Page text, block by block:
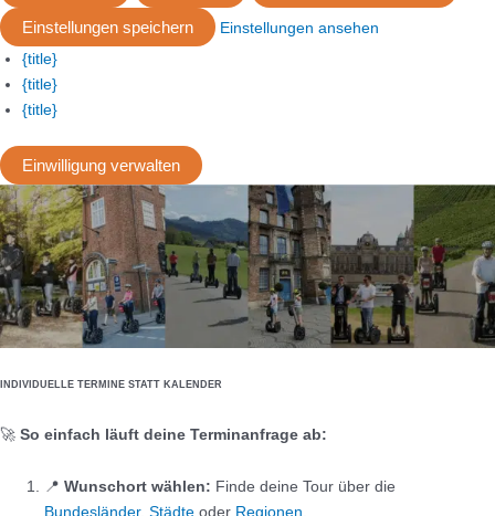
Einstellungen speichern
Einstellungen ansehen
{title}
{title}
{title}
Einwilligung verwalten
INDIVIDUELLE TERMINE STATT KALENDER
🚀 So einfach läuft deine Terminanfrage ab:
📍 Wunschort wählen: Finde deine Tour über die
Bundesländer, Städte oder Regionen.